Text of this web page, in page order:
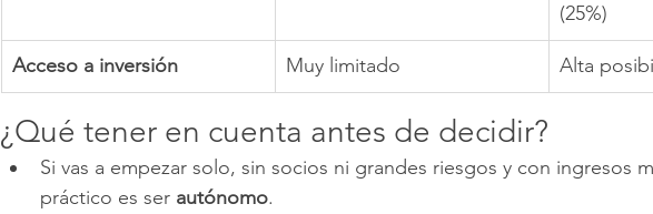
(25%)
Acceso a inversión Muy limitado Alta
¿Qué tener en cuenta antes de decidir?
Si vas a empezar solo, sin socios ni grandes riesgos y con ingresos
práctico es ser autónomo.